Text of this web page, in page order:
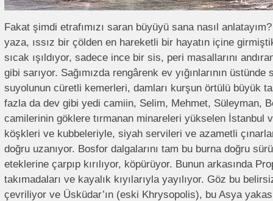
Fakat şimdi etrafımızı saran büyüyü sana nasıl
yaza, ıssız bir çölden en hareketli bir hayatın içine
sıcak ışıldıyor, sadece ince bir sis, peri masallarını
gibi sarıyor. Sağımızda rengârenk ev yığınlarının üstünde
suyolunun cüretli kemerleri, damları kurşun örtülü büyük
fazla da dev gibi yedi camiin, Selim, Mehmet, Süleyman,
camilerinin göklere tırmanan minareleri yükselen İstanbul
köşkleri ve kubbeleriyle, siyah servileri ve azametli
doğru uzanıyor. Bosfor dalgalarını tam bu burna doğru
eteklerine çarpıp kırılıyor, köpürüyor. Bunun arkasında
takımadaları ve kayalık kıyılarıyla yayılıyor. Göz bu
çevriliyor ve Üsküdar’ın (eski Khrysopolis), bu Asya